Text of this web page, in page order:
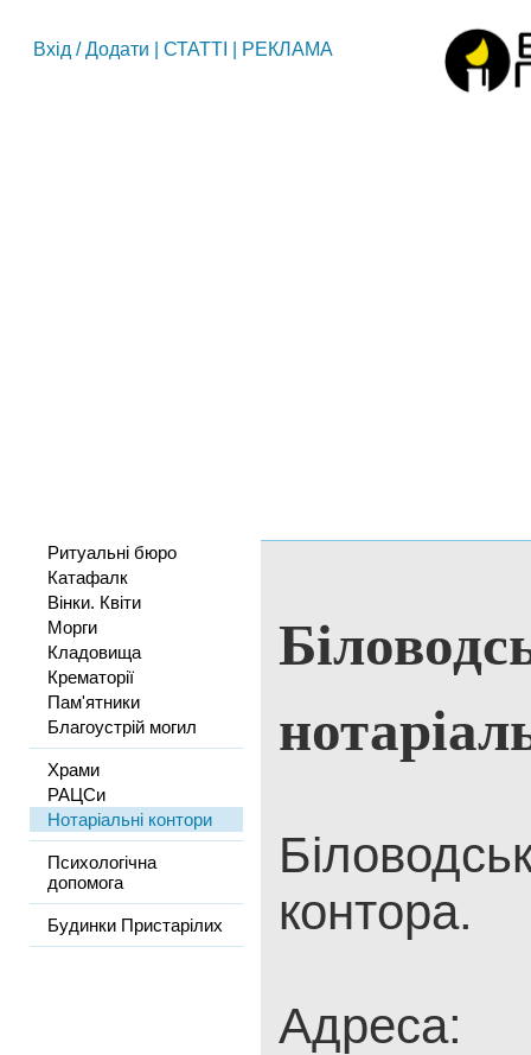
Вхід /Додати СТАТТІ РЕКЛАМА
Ритуальні бюро
Катафалк
Вінки. Квіти
Морги
Кладовища
Крематорії
Пам'ятники
Благоустрій могил
Храми
РАЦСи
Нотаріальні контори
Психологічна
допомога
Будинки Пристарілих
контора.
Адреса: